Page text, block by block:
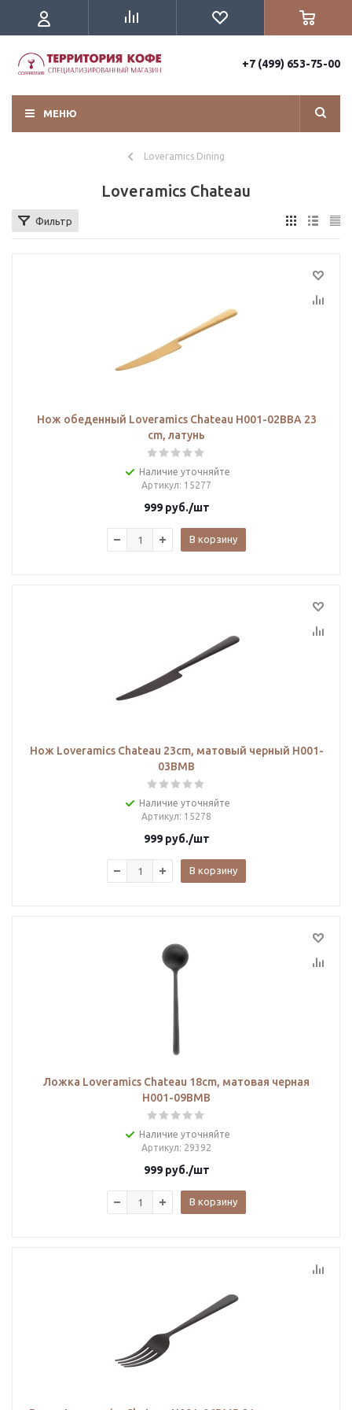
+7 (499) 653-75-00
МЕНЮ
Loveramics Dining
Loveramics Chateau
Фильтр
Нож обеденный Loveramics Chateau H001-02BBA 23
cm, латунь
Наличие уточняйте
Артикул: 15277
999руб./шт
В корзину
Нож Loveramics Chateau 23cm, матовый черный H001-
03BMB
Наличие уточняйте
Артикул: 15278
999руб./шт
В корзину
Ложка Loveramics Chateau 18cm, матовая черная
H001-09BMB
Наличие уточняйте
Артикул: 29392
999руб./шт
В корзину